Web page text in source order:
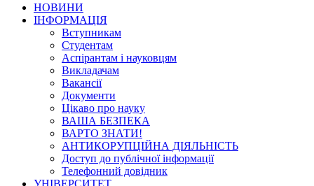
НОВИНИ
ІНФОРМАЦІЯ
Вступникам
Студентам
Аспірантам і науковцям
Викладачам
Вакансії
Документи
Цікаво про науку
ВАША БЕЗПЕКА
ВАРТО ЗНАТИ!
АНТИКОРУПЦІЙНА ДІЯЛЬНІСТЬ
Доступ до публічної інформації
Телефонний довідник
УНІВЕРСИТЕТ